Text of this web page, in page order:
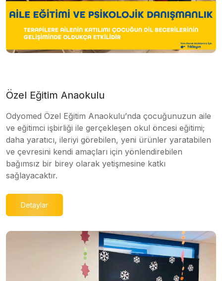
Özel Eğitim Anaokulu
Odyomed Özel Eğitim Anaokulu’nda çocuğunuzun aile
ve eğitimci işbirliği ile gerçekleşen okul öncesi eğitimi;
daha yaratıcı, ileriyi görebilen, yeni ürünler yaratabilen
ve çevresini kendi amaçları için yönlendirebilen
bağımsız bir birey olarak yetişmesine katkı
sağlayacaktır.
Detaylar